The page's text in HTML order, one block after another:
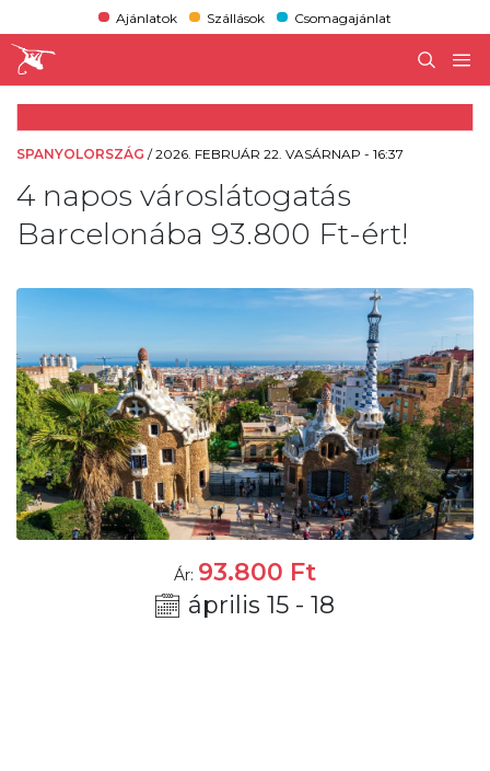
Ajánlatok Szállások Csomagajánlat
SPANYOLORSZÁG /2026. FEBRUÁR 22. VASÁRNAP - 16:37
4 napos városlátogatás
Barcelonába 93.800 Ft-ért!
Ár: 93.800 Ft
április 15 - 18